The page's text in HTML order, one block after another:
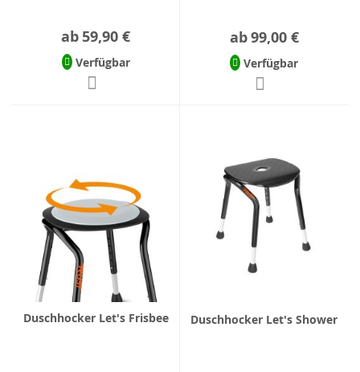
ab 59,90 €
Verfügbar
ab99,00 €
Verfügbar
Duschhocker Let's Frisbee Duschhocker Let's Shower